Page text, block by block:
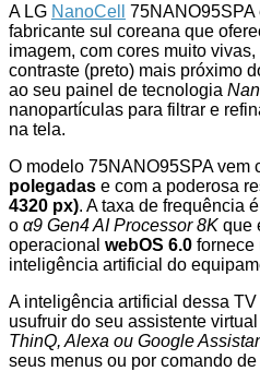
A LG NanoCell
75NANO95SPA
fabricante sul coreana que
imagem, com cores muito
contraste (preto) mais próximo
ao seu painel de tecnologia
nanopartículas para filtrar e
na tela.
O modelo 75NANO95SPA vem
polegadas e com a poderosa
4320 px). A taxa de frequência
o α9 Gen4 AI Processor 8K que
operacional webOS 6.0 fornece
inteligência artificial do
A inteligência artificial dessa
usufruir do seu assistente
ThinQ, Alexa ou Google
seus menus ou por comando de